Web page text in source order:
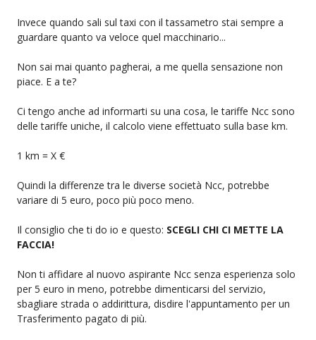
Invece quando sali sul taxi con il tassametro stai sempre a
guardare quanto va veloce quel macchinario...
Non sai mai quanto pagherai, a me quella sensazione non
piace. E a te?
Ci tengo anche ad informarti su una cosa, le tariffe Ncc sono
delle tariffe uniche, il calcolo viene effettuato sulla base km.
1 km = X €
Quindi la differenze tra le diverse società Ncc, potrebbe
variare di 5 euro, poco più poco meno.
Il consiglio che ti do io e questo: SCEGLI CHI CI METTE LA
FACCIA!
Non ti affidare al nuovo aspirante Ncc senza esperienza solo
per 5 euro in meno, potrebbe dimenticarsi del servizio,
sbagliare strada o addirittura, disdire l'appuntamento per un
Trasferimento pagato di più.